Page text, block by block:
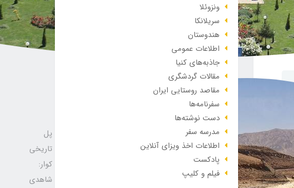
پل
تاریخی
کوار:
شاهدی
ونزوئلا
سریلانکا
هندوستان
اطلاعات عمومی
جاذبه‌های کنیا
مقالات گردشگری
مقاصد روستایی ایران
سفرنامه‌ها
دست نوشته‌ها
مدرسه سفر
اطلاعات اخذ ویزای آنلاین
پادکست
فیلم و کلیپ